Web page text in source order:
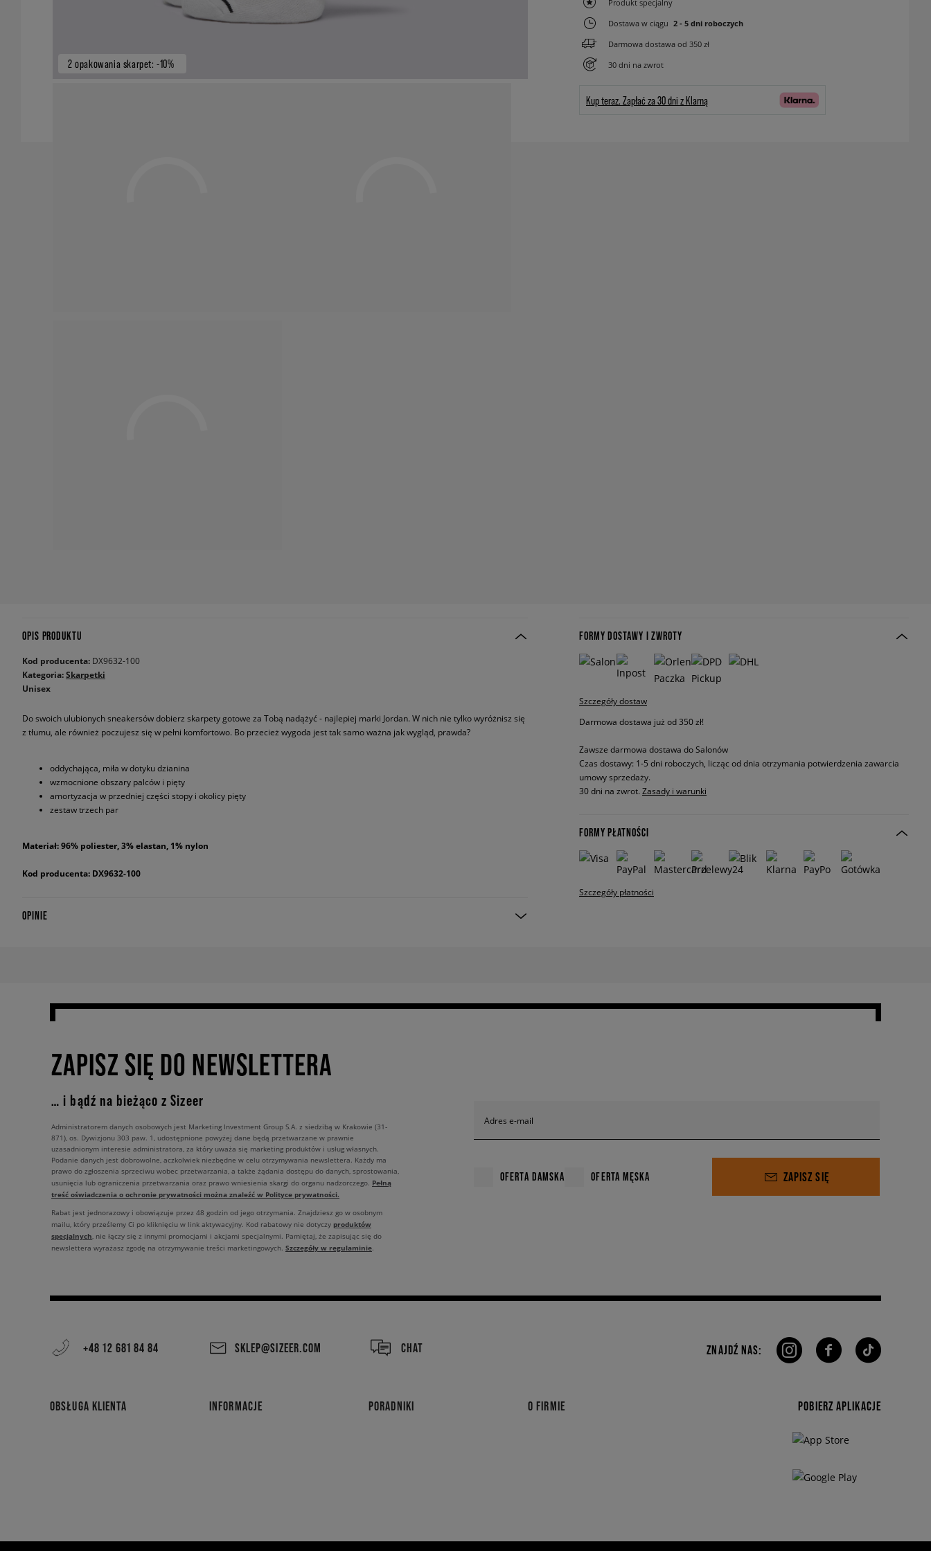
2 opakowania skarpet: -10%
Produkt specjalny
Dostawa w ciągu 2 - 5 dni roboczych
Darmowa dostawa od 350 zł
30 dni na zwrot
Kup teraz. Zapłać za 30 dni z Klarną
OPIS PRODUKTU
Kod producenta: DX9632-100
Kategoria:Skarpetki
Unisex
Do swoich ulubionych sneakersów dobierz skarpety gotowe za Tobą nadążyć - najlepiej marki Jordan. W nich nie tylko wyróżnisz się
z tłumu, ale również poczujesz się w pełni komfortowo. Bo przecież wygoda jest tak samo ważna jak wygląd, prawda?
oddychająca, miła w dotyku dzianina
wzmocnione obszary palców i pięty
amortyzacja w przedniej części stopy i okolicy pięty
zestaw trzech par
Materiał: 96% poliester, 3% elastan, 1% nylon
Kod producenta: DX9632-100
OPINIE
FORMY DOSTAWY I ZWROTY
Szczegóły dostaw
Darmowa dostawa już od 350 zł!
Zawsze darmowa dostawa do Salonów
Czas dostawy: 1-5 dni roboczych, licząc od dnia otrzymania potwierdzenia zawarcia
umowy sprzedaży.
30 dni na zwrot. Zasady i warunki
FORMY PŁATNOŚCI
Szczegóły płatności
ZAPISZ SIĘ DO NEWSLETTERA
… i bądź na bieżąco z Sizeer
Adres e-mail
OFERTA DAMSKA OFERTA MĘSKA ZAPISZ SIĘ
Administratorem danych osobowych jest Marketing Investment Group S.A. z siedzibą w Krakowie (31-
871), os. Dywizjonu 303 paw. 1, udostępnione powyżej dane będą przetwarzane w prawnie
uzasadnionym interesie administratora, za który uważa się marketing produktów i usług własnych.
Podanie danych jest dobrowolne, aczkolwiek niezbędne w celu otrzymywania newslettera. Każdy ma
prawo do zgłoszenia sprzeciwu wobec przetwarzania, a także żądania dostępu do danych, sprostowania,
usunięcia lub ograniczenia przetwarzania oraz prawo wniesienia skargi do organu nadzorczego. Pełną
treść oświadczenia o ochronie prywatności można znaleźć w Polityce prywatności.
Rabat jest jednorazowy i obowiązuje przez 48 godzin od jego otrzymania. Znajdziesz go w osobnym
mailu, który prześlemy Ci po kliknięciu w link aktywacyjny. Kod rabatowy nie dotyczy produktów
specjalnych, nie łączy się z innymi promocjami i akcjami specjalnymi. Pamiętaj, że zapisując się do
newslettera wyrażasz zgodę na otrzymywanie treści marketingowych. Szczegóły w regulaminie.
+48 12 681 84 84 SKLEP@SIZEER.COM CHAT
OBSŁUGA KLIENTA INFORMACJE PORADNIKI O FIRMIE
ZNAJDŹ NAS:
POBIERZ APLIKACJE